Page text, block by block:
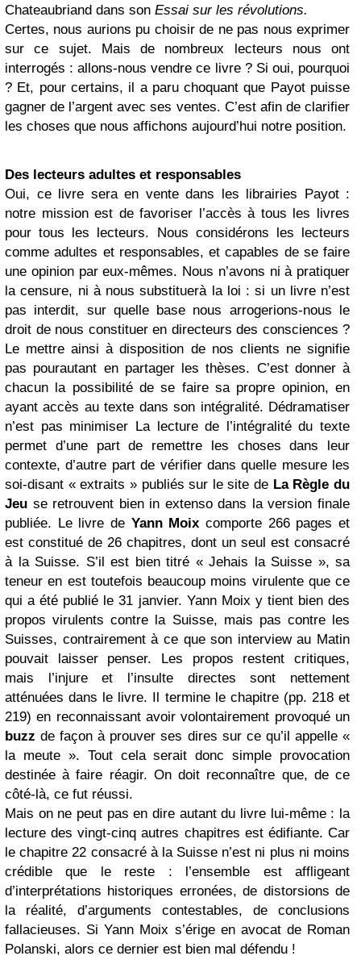
Chateaubriand dans son Essai sur les révolutions.
Certes, nous aurions pu choisir de ne pas nous exprimer
sur ce sujet. Mais de nombreux lecteurs nous ont
interrogés : allons-nous vendre ce livre ? Si oui, pourquoi
? Et, pour certains, il a paru choquant que Payot puisse
gagner de l’argent avec ses ventes. C’est afin de clarifier
les choses que nous affichons aujourd’hui notre position.
Des lecteurs adultes et responsables
Oui, ce livre sera en vente dans les librairies Payot :
notre mission est de favoriser l’accès à tous les livres
pour tous les lecteurs. Nous considérons les lecteurs
comme adultes et responsables, et capables de se faire
une opinion par eux-mêmes. Nous n’avons ni à pratiquer
la censure, ni à nous substituerà la loi : si un livre n’est
pas interdit, sur quelle base nous arrogerions-nous le
droit de nous constituer en directeurs des consciences ?
Le mettre ainsi à disposition de nos clients ne signifie
pas pourautant en partager les thèses. C’est donner à
chacun la possibilité de se faire sa propre opinion, en
ayant accès au texte dans son intégralité. Dédramatiser
n’est pas minimiser La lecture de l’intégralité du texte
permet d’une part de remettre les choses dans leur
contexte, d’autre part de vérifier dans quelle mesure les
soi-disant « extraits » publiés sur le site de La Règle du
Jeu se retrouvent bien in extenso dans la version finale
publiée. Le livre de Yann Moix comporte 266 pages et
est constitué de 26 chapitres, dont un seul est consacré
à la Suisse. S’il est bien titré « Jehais la Suisse », sa
teneur en est toutefois beaucoup moins virulente que ce
qui a été publié le 31 janvier. Yann Moix y tient bien des
propos virulents contre la Suisse, mais pas contre les
Suisses, contrairement à ce que son interview au Matin
pouvait laisser penser. Les propos restent critiques,
mais l’injure et l’insulte directes sont nettement
atténuées dans le livre. Il termine le chapitre (pp. 218 et
219) en reconnaissant avoir volontairement provoqué un
buzz de façon à prouver ses dires sur ce qu’il appelle «
la meute ». Tout cela serait donc simple provocation
destinée à faire réagir. On doit reconnaître que, de ce
côté-là, ce fut réussi.
Mais on ne peut pas en dire autant du livre lui-même : la
lecture des vingt-cinq autres chapitres est édifiante. Car
le chapitre 22 consacré à la Suisse n’est ni plus ni moins
crédible que le reste : l’ensemble est affligeant
d’interprétations historiques erronées, de distorsions de
la réalité, d’arguments contestables, de conclusions
fallacieuses. Si Yann Moix s’érige en avocat de Roman
Polanski, alors ce dernier est bien mal défendu !